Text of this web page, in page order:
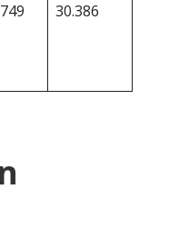
30.386